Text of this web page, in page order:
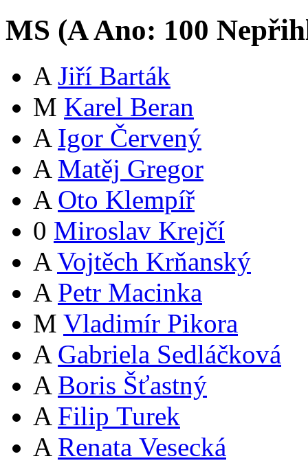
MS (AAno: 100
A Jiří Barták
M Karel Beran
A Igor Červený
A Matěj Gregor
A Oto Klempíř
0 Miroslav Krejčí
A Vojtěch Krňanský
A Petr Macinka
M Vladimír Pikora
A Gabriela Sedláčková
A Boris Šťastný
A Filip Turek
A Renata Vesecká